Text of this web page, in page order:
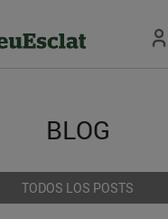
BLOG
TODOS LOS POSTS